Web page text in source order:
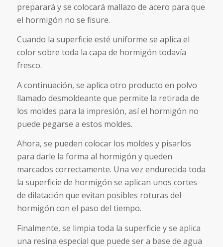
preparará y se colocará mallazo de acero para que
el hormigón no se fisure.
Cuando la superficie esté uniforme se aplica el
color sobre toda la capa de hormigón todavía
fresco.
A continuación, se aplica otro producto en polvo
llamado desmoldeante que permite la retirada de
los moldes para la impresión, así el hormigón no
puede pegarse a estos moldes.
Ahora, se pueden colocar los moldes y pisarlos
para darle la forma al hormigón y queden
marcados correctamente. Una vez endurecida toda
la superficie de hormigón se aplican unos cortes
de dilatación que evitan posibles roturas del
hormigón con el paso del tiempo.
Finalmente, se limpia toda la superficie y se aplica
una resina especial que puede ser a base de agua